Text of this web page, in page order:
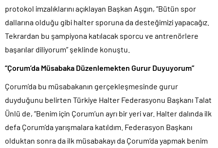
protokol imzalıklarını açıklayan Başkan Aşgın, “Bütün spor
dallarına olduğu gibi halter sporuna da desteğimizi yapacağız.
Tekrardan bu şampiyona katılacak sporcu ve antrenörlere
başarılar diliyorum” şeklinde konuştu.
“Çorum’da Müsabaka Düzenlemekten Gurur Duyuyorum”
Çorum’da bu müsabakanın gerçekleşmesinde gurur
duyduğunu belirten Türkiye Halter Federasyonu Başkanı Talat
Ünlü de, “Benim için Çorum’un ayrı bir yeri var. Halter dalında ilk
defa Çorum’da yarışmalara katıldım. Federasyon Başkanı
olduktan sonra da ilk müsabakayı da Çorum’da yapmak benim